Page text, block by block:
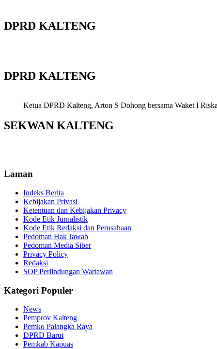
DPRD KALTENG
DPRD KALTENG
Ketua DPRD Kalteng, Arton S Dohong bersama Waket I
SEKWAN KALTENG
Laman
Indeks Berita
Kebijakan Privasi
Ketentuan dan Kebijakan Privacy
Kode Etik Jurnalistik
Kode Etik Redaksi dan Perusahaan
Pedoman Hak Jawab
Pedoman Media Siber
Privacy Policy
Redaksi
SOP Perlindungan Wartawan
Kategori Populer
News
Pemprov Kalteng
Pemko Palangka Raya
DPRD Barut
Pemkab Kapuas